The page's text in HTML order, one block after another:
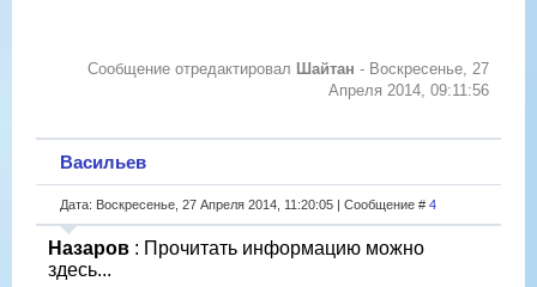
Сообщение отредактировал Шайтан - Воскресенье, 27
Апреля 2014, 09:11:56
Васильев
Дата: Воскресенье, 27 Апреля 2014, 11:20:05 | Сообщение # 4
Назаров : Прочитать информацию можно
здесь...